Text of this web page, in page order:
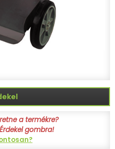
a termékre?
gombra!